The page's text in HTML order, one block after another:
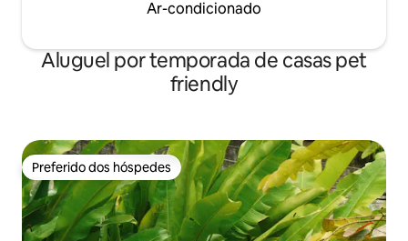
Ar-condicionado
Aluguel por temporada de casas pet
friendly
Preferido dos hóspedes
Preferido dos hóspedes